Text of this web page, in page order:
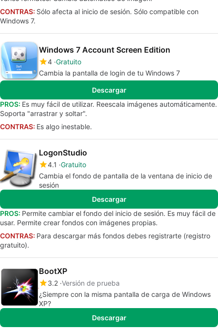
CONTRAS: Sólo afecta al inicio de sesión. Sólo compatible con
Windows 7.
Windows 7 Account Screen Edition
4 Gratuito
Cambia la pantalla de login de tu Windows 7
Descargar
PROS: Es muy fácil de utilizar. Reescala imágenes automáticamente.
Soporta "arrastrar y soltar".
CONTRAS: Es algo inestable.
LogonStudio
4.1 Gratuito
Cambia el fondo de pantalla de la ventana de inicio de
sesión
Descargar
PROS: Permite cambiar el fondo del inicio de sesión. Es muy fácil de
usar. Permite crear fondos con imágenes propias.
CONTRAS: Para descargar más fondos debes registrarte (registro
gratuito).
BootXP
3.2 Versión de prueba
¿Siempre con la misma pantalla de carga de Windows
XP?
Descargar